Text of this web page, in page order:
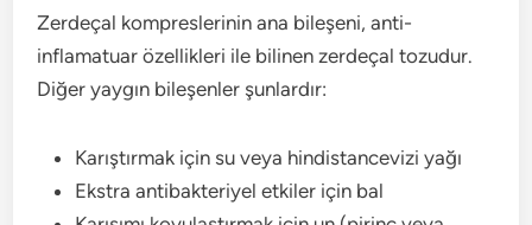
Zerdeçal kompreslerinin ana bileşeni, anti-
inflamatuar özellikleri ile bilinen zerdeçal tozudur.
Diğer yaygın bileşenler şunlardır:
Karıştırmak için su veya hindistancevizi yağı
Ekstra antibakteriyel etkiler için bal